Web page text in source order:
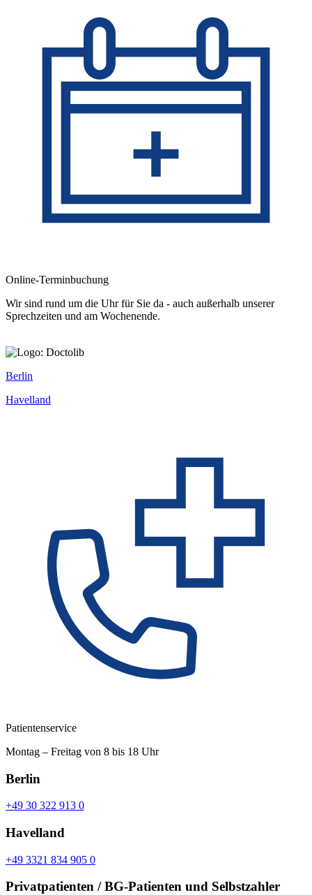
Online-Terminbuchung
Wir sind rund um die Uhr für Sie da - auch außerhalb unserer
Sprechzeiten und am Wochenende.
Berlin
Havelland
Patientenservice
Montag – Freitag von 8 bis 18 Uhr
Berlin
+49 30 322 913 0
Havelland
+49 3321 834 905 0
Privatpatienten / BG-Patienten und Selbstzahler